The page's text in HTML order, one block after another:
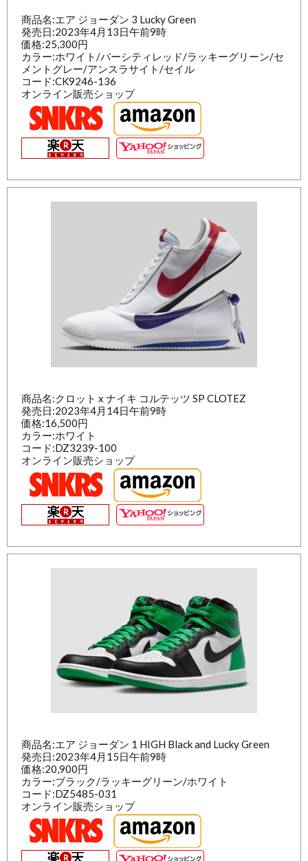
商品名:エア ジョーダン 3 Lucky Green
発売日:2023年4月13日午前9時
価格:25,300円
カラー:ホワイト/バーシティレッド/ラッキーグリーン/セ
メントグレー/アンスラサイト/セイル
コード:CK9246-136
オンライン販売ショップ
商品名:クロット x ナイキ コルテッツ SP CLOTEZ
発売日:2023年4月14日午前9時
価格:16,500円
カラー:ホワイト
コード:DZ3239-100
オンライン販売ショップ
商品名:エア ジョーダン 1 HIGH Black and Lucky Green
発売日:2023年4月15日午前9時
価格:20,900円
カラー:ブラック/ラッキーグリーン/ホワイト
コード:DZ5485-031
オンライン販売ショップ